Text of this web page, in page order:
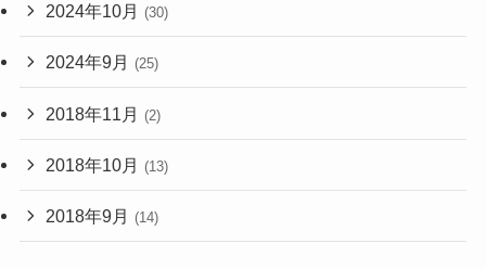
2024年10月 (30)
2024年9月 (25)
2018年11月 (2)
2018年10月 (13)
2018年9月 (14)